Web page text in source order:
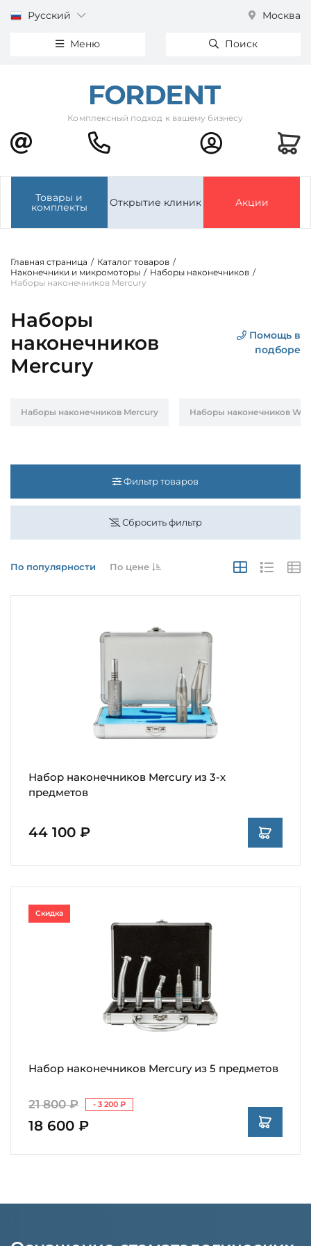
Русский Москва
Меню Поиск
Комплексный подход к вашему бизнесу
Товары и
комплекты Открытие клиник Акции
Главная страница / Каталог товаров /
Наконечники и микромоторы / Наборы наконечников /
Наборы наконечников Mercury
Наборы
наконечников
Mercury
Помощь в
подборе
Наборы наконечников Mercury Наборы наконечников WH
Фильтр товаров
Сбросить фильтр
По популярности По цене
Набор наконечников Mercury из 3-х
предметов
44 100 ₽
Набор наконечников Mercury из 5 предметов
21 800 ₽ - 3 200 ₽
18 600 ₽
Скидка